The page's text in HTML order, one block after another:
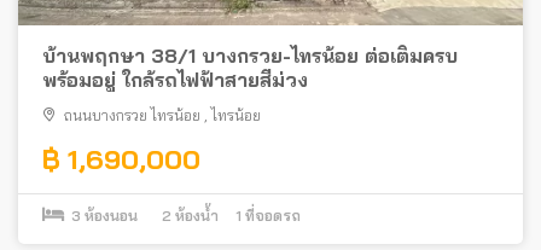
บ้านพฤกษา 38/1 บางกรวย-ไทรน้อย ต่อเติมครบ
พร้อมอยู่ ใกล้รถไฟฟ้าสายสีม่วง
ถนนบางกรวย ไทรน้อย , ไทรน้อย
฿ 1,690,000
3 ห้องนอน 2 ห้องน้ำ 1 ที่จอดรถ